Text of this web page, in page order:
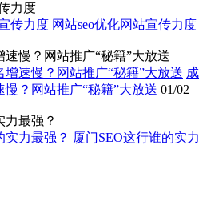
力度
网站seo优化网站宣传力度
速慢？网站推广“秘籍”大放送
成
慢？网站推广“秘籍”大放送 01/02
力最强？
厦门SEO这行谁的实力